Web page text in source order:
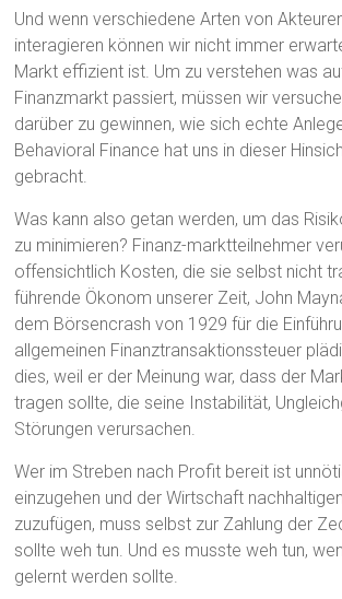
Und wenn verschiedene Arten von
interagieren können wir nicht immer
Markt effizient ist. Um zu verstehen was
Finanzmarkt passiert, müssen wir
darüber zu gewinnen, wie sich echte
Behavioral Finance hat uns in dieser
gebracht.
Was kann also getan werden, um das
zu minimieren? Finanz-marktteilnehmer
offensichtlich Kosten, die sie selbst nicht
führende Ökonom unserer Zeit, John
dem Börsencrash von 1929 für die
allgemeinen Finanztransaktionssteuer
dies, weil er der Meinung war, dass der
tragen sollte, die seine Instabilität,
Störungen verursachen.
Wer im Streben nach Profit bereit ist
einzugehen und der Wirtschaft
zuzufügen, muss selbst zur Zahlung der
sollte weh tun. Und es musste weh tun,
gelernt werden sollte.